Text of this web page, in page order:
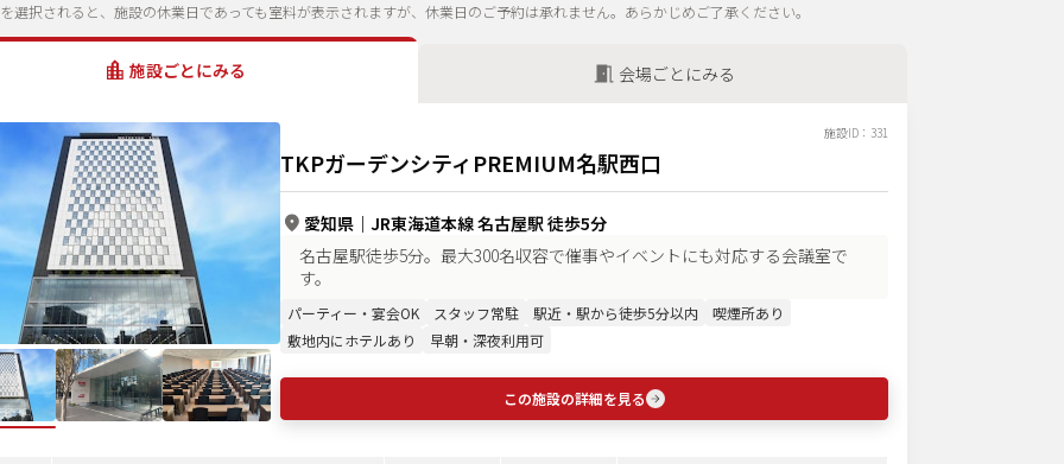
選択されると、施設の休業日であっても室料が表示されますが、休業日のご予約は承れません。あらかじめご了承ください。
施設ごとにみる 会場ごとにみる
施設ID： 331
TKPガーデンシティPREMIUM名駅西口
愛知県 ｜ JR東海道本線 名古屋駅 徒歩5分
名古屋駅徒歩5分。最大300名収容で催事やイベントにも対応する会議室で
す。
パーティー・宴会OK スタッフ常駐 駅近・駅から徒歩5分以内
喫煙所あり
敷地内にホテルあり
早朝・深夜利用可
この施設の詳細を見る